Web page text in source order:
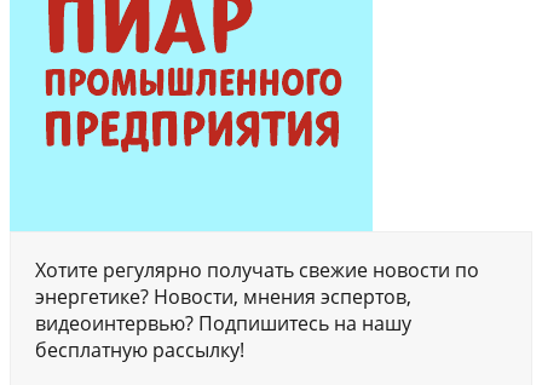
Хотите регулярно получать свежие новости по
энергетике? Новости, мнения эспертов,
видеоинтервью? Подпишитесь на нашу
бесплатную рассылку!